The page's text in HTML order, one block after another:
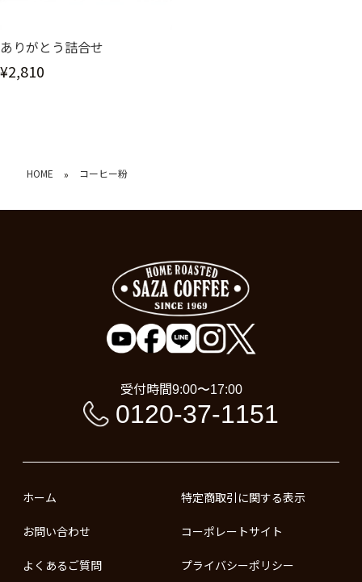
ありがとう詰合せ
¥2,810
HOME » コーヒー粉
受付時間9:00〜17:00
0120-37-1151
ホーム
お問い合わせ
よくあるご質問
特定商取引に関する表示
コーポレートサイト
プライバシーポリシー